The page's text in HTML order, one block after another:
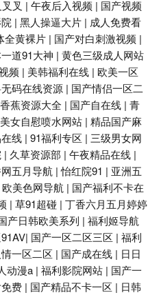
叉 | 午夜后入视频 | 国产视频
| 黑人操逼大片 | 成人免费看
全黄裸片 | 国产对白刺激视频 |
道91大神 | 黄色三级成人网站
频 | 美韩福利在线 | 欧美一区
码在线资源 | 国产情侣一区二
蕉资源大全 | 国产自在线 | 青
美女自慰喷水网站 | 精品国产麻
线 | 91福利专区 | 三级男女网
| 久草资源部 | 午夜精品在线 |
五月导航 |怡红院91 | 亚洲五
欧美色网导航 | 国产福利不卡在
| 草91超碰 | 丁香六月五月婷婷
产日韩欧美系列 | 福利姬导航
| 国产一区二区三区 | 福利
一区二区 | 国产成在线 | 日日
动漫a | 福利影院网站 | 国产一
费 | 国产精品不卡一区 | 日韩